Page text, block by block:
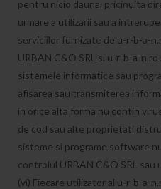
pentru nicio dauna, pricinuita
urmare a utilizarii sau a
serviciilor furnizate de u-r-b-a-
URBAN C&O SRL si u-r-b-a-
sistemele informatice sau
afisarea sau transmiterea
in orice alta forma nu contin
de cod sau alte proprietati
sisteme si programe software
controlul URBAN C&O SRL sau
(vi) Fiecare utilizator al u-r-b-a-